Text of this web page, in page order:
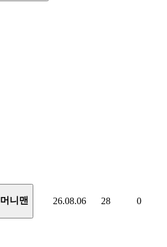
머니맨 26.08.06 28 0